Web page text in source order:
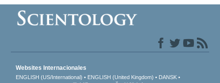
Websites Internacionales
ENGLISH (US/International) ENGLISH (United Kingdom)
DANSK